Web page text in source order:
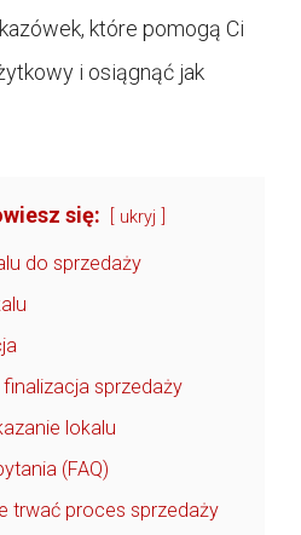
które pomogą Ci
i osiągnąć jak
się: ukryj
do sprzedaży
sprzedaży
lokalu
(FAQ)
trwać proces sprzedaży